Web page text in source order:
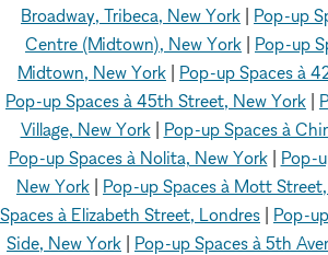
Broadway, Tribeca, New York
Pop-up
Centre (Midtown), New York
Pop-up
Midtown, New York
Pop-up Spaces à
Pop-up Spaces à 45th Street, New York
Village, New York| Pop-up Spaces à
Pop-up Spaces à Nolita, New York| Pop-
New York
Pop-up Spaces à Mott
Spaces à Elizabeth Street, Londres
Pop-
Side, New York
Pop-up Spaces à 5th